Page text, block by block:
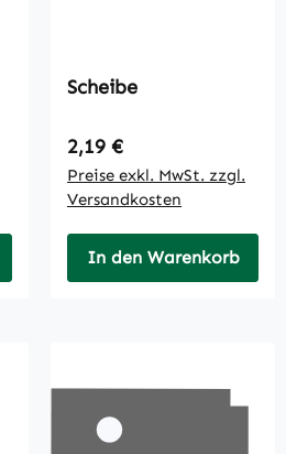
Scheibe
Regulärer Preis:
2,19 €
Preise exkl. MwSt. zzgl.
Versandkosten
In den Warenkorb